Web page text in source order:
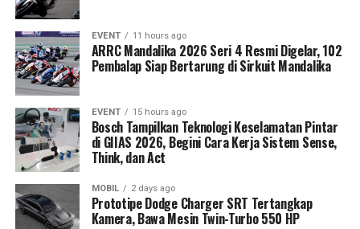
EVENT 11 hours ago
ARRC Mandalika 2026 Seri 4 Resmi Digelar, 102
Pembalap Siap Bertarung di Sirkuit Mandalika
EVENT 15 hours ago
Bosch Tampilkan Teknologi Keselamatan Pintar
di GIIAS 2026, Begini Cara Kerja Sistem Sense,
Think, dan Act
MOBIL 2 days ago
Prototipe Dodge Charger SRT Tertangkap
Kamera, Bawa Mesin Twin-Turbo 550 HP